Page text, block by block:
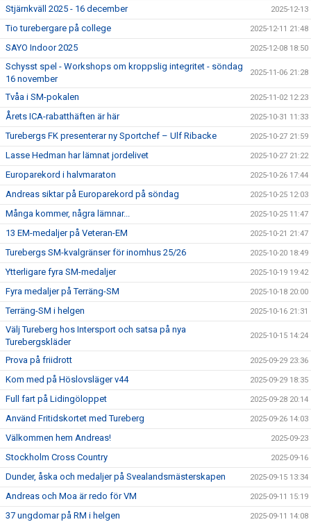
Stjärnkväll 2025 - 16 december 2025-12-13
Tio turebergare på college 2025-12-11 21:48
SAYO Indoor 2025 2025-12-08 18:50
Schysst spel - Workshops om kroppslig integritet - söndag
16 november
2025-11-06 21:28
Tvåa i SM-pokalen 2025-11-02 12:23
Årets ICA-rabatthäften är här 2025-10-31 11:33
Turebergs FK presenterar ny Sportchef – Ulf Ribacke 2025-10-27 21:59
Lasse Hedman har lämnat jordelivet 2025-10-27 21:22
Europarekord i halvmaraton 2025-10-26 17:44
Andreas siktar på Europarekord på söndag 2025-10-25 12:03
Många kommer, några lämnar... 2025-10-25 11:47
13 EM-medaljer på Veteran-EM 2025-10-21 21:47
Turebergs SM-kvalgränser för inomhus 25/26 2025-10-20 18:49
Ytterligare fyra SM-medaljer 2025-10-19 19:42
Fyra medaljer på Terräng-SM 2025-10-18 20:00
Terräng-SM i helgen 2025-10-16 21:31
Välj Tureberg hos Intersport och satsa på nya
Turebergskläder
2025-10-15 14:24
Prova på friidrott 2025-09-29 23:36
Kom med på Höslovsläger v44 2025-09-29 18:35
Full fart på Lidingöloppet 2025-09-28 20:14
Använd Fritidskortet med Tureberg 2025-09-26 14:03
Välkommen hem Andreas! 2025-09-23
Stockholm Cross Country 2025-09-16
Dunder, åska och medaljer på Svealandsmästerskapen 2025-09-15 13:34
Andreas och Moa är redo för VM 2025-09-11 15:19
37 ungdomar på RM i helgen 2025-09-11 14:08